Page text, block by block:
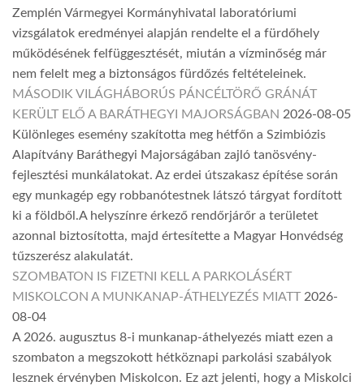
Zemplén Vármegyei Kormányhivatal laboratóriumi
vizsgálatok eredményei alapján rendelte el a fürdőhely
működésének felfüggesztését, miután a vízminőség már
nem felelt meg a biztonságos fürdőzés feltételeinek.
MÁSODIK VILÁGHÁBORÚS PÁNCÉLTÖRŐ GRÁNÁT
KERÜLT ELŐ A BARÁTHEGYI MAJORSÁGBAN 2026-08-05
Különleges esemény szakította meg hétfőn a Szimbiózis
Alapítvány Baráthegyi Majorságában zajló tanösvény-
fejlesztési munkálatokat. Az erdei útszakasz építése során
egy munkagép egy robbanótestnek látszó tárgyat fordított
ki a földből.A helyszínre érkező rendőrjárőr a területet
azonnal biztosította, majd értesítette a Magyar Honvédség
tűzszerész alakulatát.
SZOMBATON IS FIZETNI KELL A PARKOLÁSÉRT
MISKOLCON A MUNKANAP-ÁTHELYEZÉS MIATT 2026-
08-04
A 2026. augusztus 8-i munkanap-áthelyezés miatt ezen a
szombaton a megszokott hétköznapi parkolási szabályok
lesznek érvényben Miskolcon. Ez azt jelenti, hogy a Miskolci